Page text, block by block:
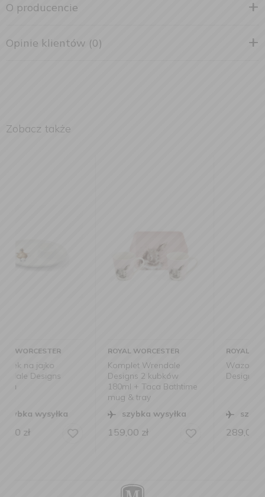
O producencie
Opinie klientów (0)
Zobacz także
ROYAL WORCESTER
Komplet Wrendale
Designs 2 kubków
180ml + Taca Bathtime
szybka wysyłka
159,00zł
ROYAL WORCESTER
Wazon Wrendale
Design 20cm daisy coo
szybka wysyłka
289,00zł